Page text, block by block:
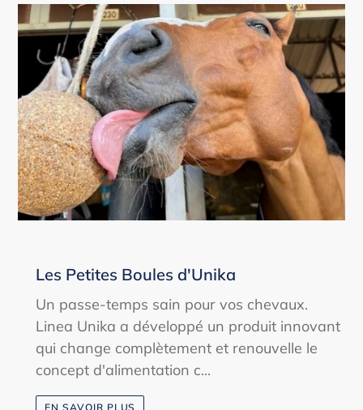
Les Petites Boules d'Unika
Un passe-temps sain pour vos chevaux.
Linea Unika a développé un produit innovant
qui change complètement et renouvelle le
concept d'alimentation c...
EN SAVOIR PLUS